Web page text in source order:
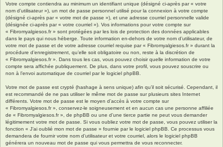
Votre compte contiendra au minimum un identifiant unique (désigné ci-après par « votre
nom d’utilisateur »), un mot de passe personnel utilisé pour la connexion à votre compte
(désigné ci-après par « votre mot de passe »), et une adresse courriel personnelle valide
(désignée ci-après par « votre courriel »). Vos informations pour votre compte sur
« Fibromyalgiesos.fr » sont protégées par les lois de protection des données applicables
dans le pays qui nous héberge. Toute information en-dehors de votre nom d’utilisateur, de
votre mot de passe et de votre adresse courriel requise par « Fibromyalgiesos.fr » durant la
procédure d’enregistrement, qu’elle soit obligatoire ou non, reste à la discrétion de
« Fibromyalgiesos.fr ». Dans tous les cas, vous pouvez choisir quelle information de votre
compte sera affichée publiquement. De plus, dans votre profil, vous pouvez souscrire ou
non à l’envoi automatique de courriel par le logiciel phpBB.
Votre mot de passe est crypté (hashage à sens unique) afin qu’il soit sécurisé. Cependant, il
est recommandé de ne pas utiliser le même mot de passe sur plusieurs sites Internet
différents. Votre mot de passe est le moyen d’accès à votre compte sur
« Fibromyalgiesos.fr », conservez-le soigneusement et en aucun cas une personne affiliée
de « Fibromyalgiesos.fr », de phpBB ou une d’une tierce partie ne peut vous demander
légitimement votre mot de passe. Si vous oubliez votre mot de passe, vous pouvez utiliser la
fonction « J’ai oublié mon mot de passe » fournie par le logiciel phpBB. Ce processus vous
demandera de fournir votre nom d’utilisateur et votre courriel, alors le logiciel phpBB
générera un nouveau mot de passe qui vous permettra de vous reconnecter.